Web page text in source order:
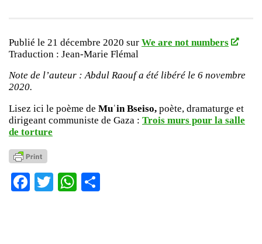
Publié le 21 décembre 2020 sur We are not numbers
Traduction : Jean-Marie Flémal
Note de l’auteur : Abdul Raouf a été libéré le 6 novembre
2020.
Lisez ici le poème de Muʿin Bseiso, poète, dramaturge et
dirigeant communiste de Gaza : Trois murs pour la salle
de torture
Facebook
TwitterWhatsApp